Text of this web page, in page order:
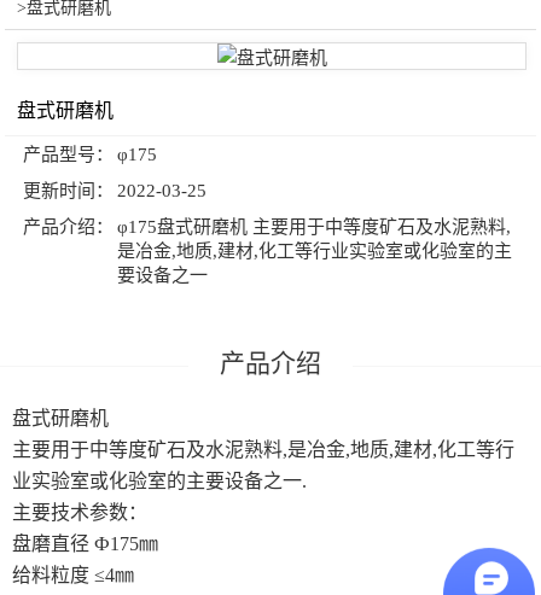
>盘式研磨机
盘式研磨机
产品型号：
φ175
更新时间：
2022-03-25
产品介绍：
φ175盘式研磨机 主要用于中等度矿石及水泥熟料,
是冶金,地质,建材,化工等行业实验室或化验室的主
要设备之一
盘式研磨机
主要用于中等度矿石及水泥熟料,是冶金,地质,建材,化工等行
业实验室或化验室的主要设备之一.
主要技术参数：
盘磨直径 Ф175㎜
给料粒度 ≤4㎜